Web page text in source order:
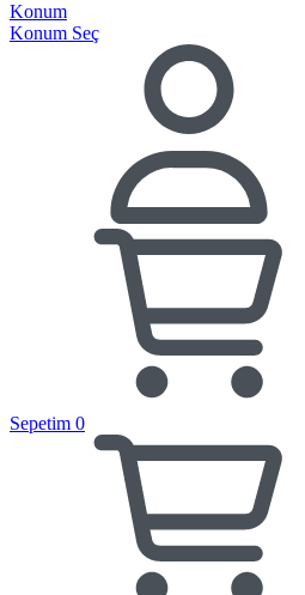
Konum
Konum Seç
Sepetim 0